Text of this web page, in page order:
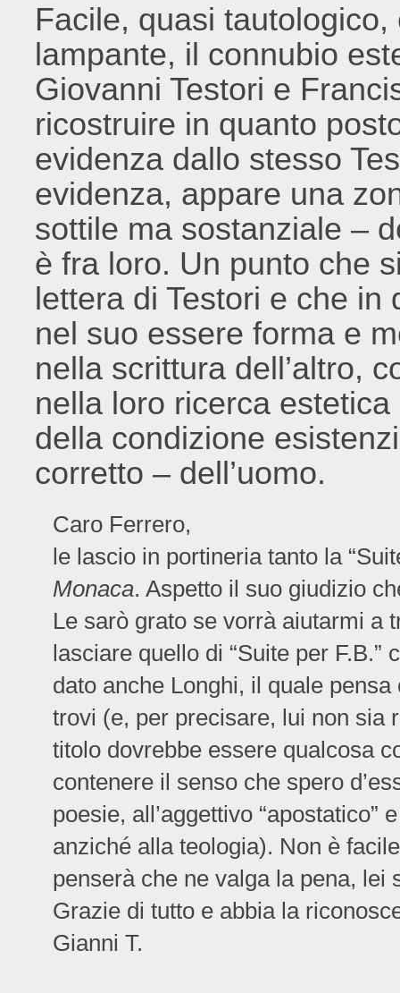
Facile, quasi
lampante, il connubio
Giovanni Testori e
ricostruire in quanto
evidenza dallo stesso
evidenza, appare una
sottile ma sostanziale –
è fra loro. Un punto che
lettera di Testori e che
nel suo essere forma e
nella scrittura dell’altro,
nella loro ricerca
della condizione
corretto – dell’uomo.
Caro Ferrero,
le lascio in portineria tanto la
Monaca. Aspetto il suo giudizio
Le sarò grato se vorrà aiutarmi a
lasciare quello di “Suite per F.B.”
dato anche Longhi, il quale
trovi (e, per precisare, lui non sia
titolo dovrebbe essere qualcosa
contenere il senso che spero
poesie, all’aggettivo “apostatico”
anziché alla teologia). Non è
penserà che ne valga la pena, lei
Grazie di tutto e abbia la
Gianni T.